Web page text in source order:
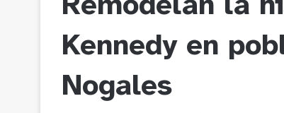
Kennedy en
Nogales